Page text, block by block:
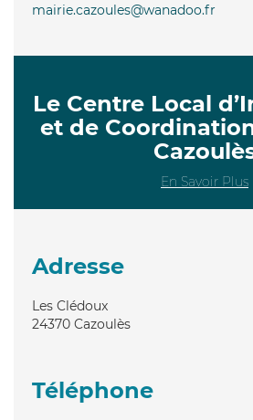
mairie.cazoules@wanadoo.fr
Le Centre Local
et de
En Savoir Plus
Adresse
Les Clédoux
24370 Cazoulès
Téléphone